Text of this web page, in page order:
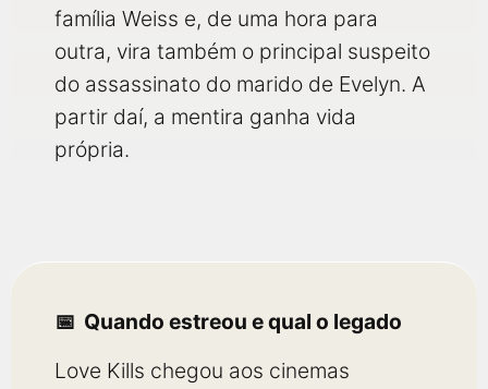
família Weiss e, de uma hora para
outra, vira também o principal suspeito
do assassinato do marido de Evelyn. A
partir daí, a mentira ganha vida
própria.
Quando estreou e qual o legado
Love Kills chegou aos cinemas